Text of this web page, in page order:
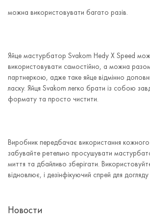
можна використовувати багато разів.
Яйце мастурбатор Svakom Hedy Х Speed
використовувати самостійно, а можна
партнеркою, адже таке яйце відмінно
ласку. Яйця Svakom легко брати із собою
формату та просто чистити.
Виробник передбачає використання
забувайте ретельно просушувати
миття та дбайливо зберігати.
відновлює, і дезінфікуючий спрей для
Новости